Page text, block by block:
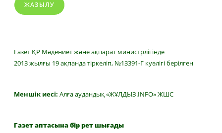
ЖАЗЫЛУ
Газет ҚР Мәдениет және ақпарат министрлігінде
2013 жылғы 19 ақпанда тіркеліп, №13391-Г куәлігі берілген
Меншік иесі: Алға аудандық «ЖҰЛДЫЗ.INFO» ЖШС
Газет аптасына бір рет шығады